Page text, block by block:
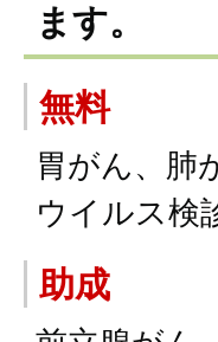
ます。
無料
胃がん、肺
ウイルス検
助成